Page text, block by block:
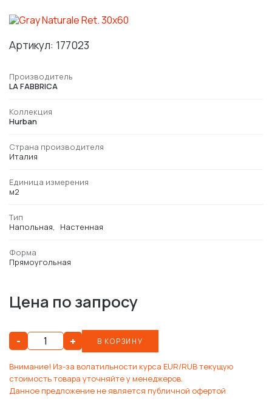
Артикул: 177023
Производитель
LA FABBRICA
Коллекция
Hurban
Страна производителя
Италия
Единица измерения
м2
Тип
Напольная
Настенная
Форма
Прямоугольная
Цена по запросу
- + В КОРЗИНУ
Внимание! Из-за волатильности курса EUR/RUB текущую
стоимость товара уточняйте у менеджеров.
Данное предложение не является публичной офертой